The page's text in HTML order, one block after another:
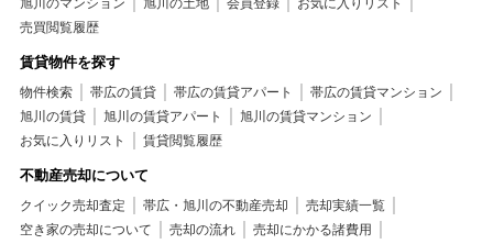
旭川のマンション
旭川の土地 会員登録
お気に入りリスト
売買閲覧履歴
賃貸物件を探す
物件検索 帯広の賃貸 帯広の賃貸アパート
帯広の賃貸マンション
旭川の賃貸
旭川の賃貸アパート
旭川の賃貸マンション
お気に入りリスト
賃貸閲覧履歴
不動産売却について
クイック売却査定 帯広・旭川の不動産売却
売却実績一覧
空き家の売却について
売却の流れ
売却にかかる諸費用